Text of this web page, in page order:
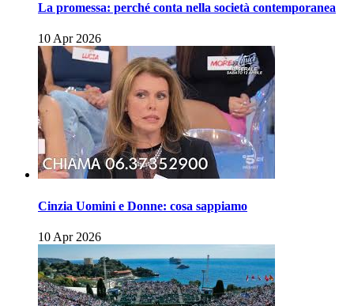
La promessa: perché conta nella società contemporanea
10 Apr 2026
Cinzia Uomini e Donne: cosa sappiamo
10 Apr 2026